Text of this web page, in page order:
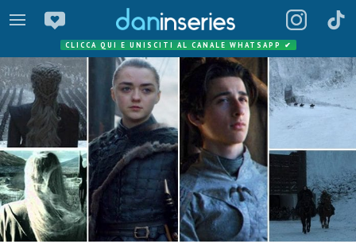
CLICCA QUI E UNISCITI AL CANALE WHATSAPP ✔